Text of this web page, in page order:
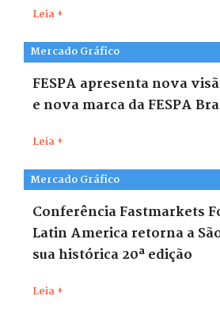
Leia +
Mercado Gráfico
FESPA apresenta nova
e nova marca da FESPA
Leia +
Mercado Gráfico
Conferência Fastmarkets
Latin America retorna a
sua histórica 20ª edição
Leia +